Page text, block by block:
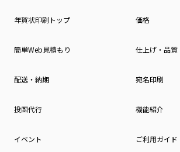
年賀状印刷トップ 価格
簡単Web見積もり 仕上げ・品質
配送・納期 宛名印刷
投函代行 機能紹介
イベント ご利用ガイド